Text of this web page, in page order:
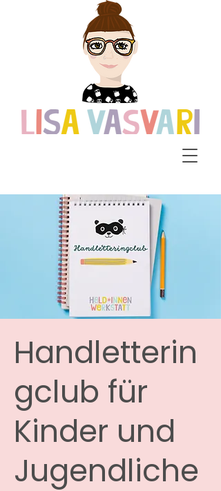
Handletterin
gclub für
Kinder und
Jugendliche